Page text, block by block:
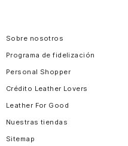
Sobre nosotros
Programa de fidelización
Personal Shopper
Crédito Leather Lovers
Leather For Good
Nuestras tiendas
Sitemap